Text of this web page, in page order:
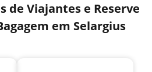
de Viajantes e Reserve
em Selargius